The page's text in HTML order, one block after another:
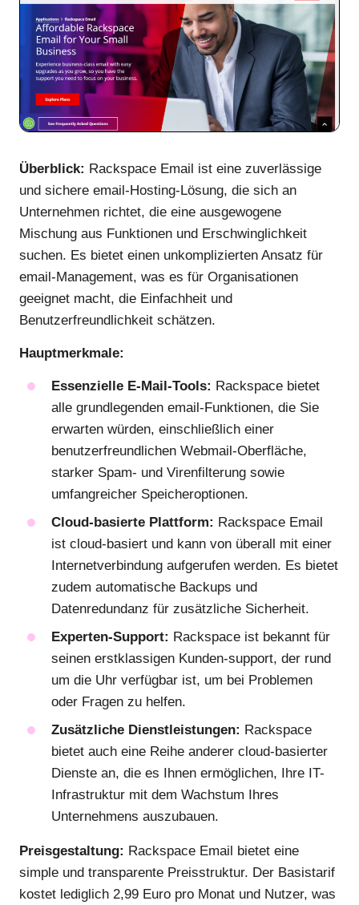
Überblick: Rackspace Email ist eine zuverlässige
und sichere email-Hosting-Lösung, die sich an
Unternehmen richtet, die eine ausgewogene
Mischung aus Funktionen und Erschwinglichkeit
suchen. Es bietet einen unkomplizierten Ansatz für
email-Management, was es für Organisationen
geeignet macht, die Einfachheit und
Benutzerfreundlichkeit schätzen.
Hauptmerkmale:
Essenzielle E-Mail-Tools: Rackspace bietet
alle grundlegenden email-Funktionen, die Sie
erwarten würden, einschließlich einer
benutzerfreundlichen Webmail-Oberfläche,
starker Spam- und Virenfilterung sowie
umfangreicher Speicheroptionen.
Cloud-basierte Plattform: Rackspace Email
ist cloud-basiert und kann von überall mit einer
Internetverbindung aufgerufen werden. Es bietet
zudem automatische Backups und
Datenredundanz für zusätzliche Sicherheit.
Experten-Support: Rackspace ist bekannt für
seinen erstklassigen Kunden-support, der rund
um die Uhr verfügbar ist, um bei Problemen
oder Fragen zu helfen.
Zusätzliche Dienstleistungen: Rackspace
bietet auch eine Reihe anderer cloud-basierter
Dienste an, die es Ihnen ermöglichen, Ihre IT-
Infrastruktur mit dem Wachstum Ihres
Unternehmens auszubauen.
Preisgestaltung: Rackspace Email bietet eine
simple und transparente Preisstruktur. Der Basistarif
kostet lediglich 2,99 Euro pro Monat und Nutzer, was